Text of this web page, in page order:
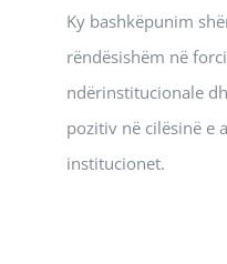
Ky bashkëpunim
rëndësishëm në
ndërinstitucionale
pozitiv në cilësinë e
institucionet.